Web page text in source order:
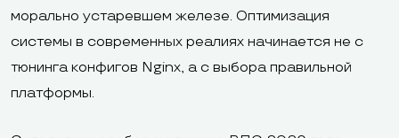
морально устаревшем железе. Оптимизация
системы в современных реалиях начинается не с
тюнинга конфигов Nginx, а с выбора правильной
платформы.